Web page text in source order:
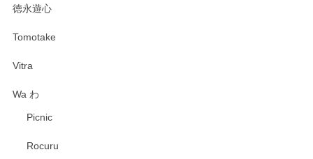
徳永遊心
Tomotake
Vitra
Wa わ
Picnic
Rocuru